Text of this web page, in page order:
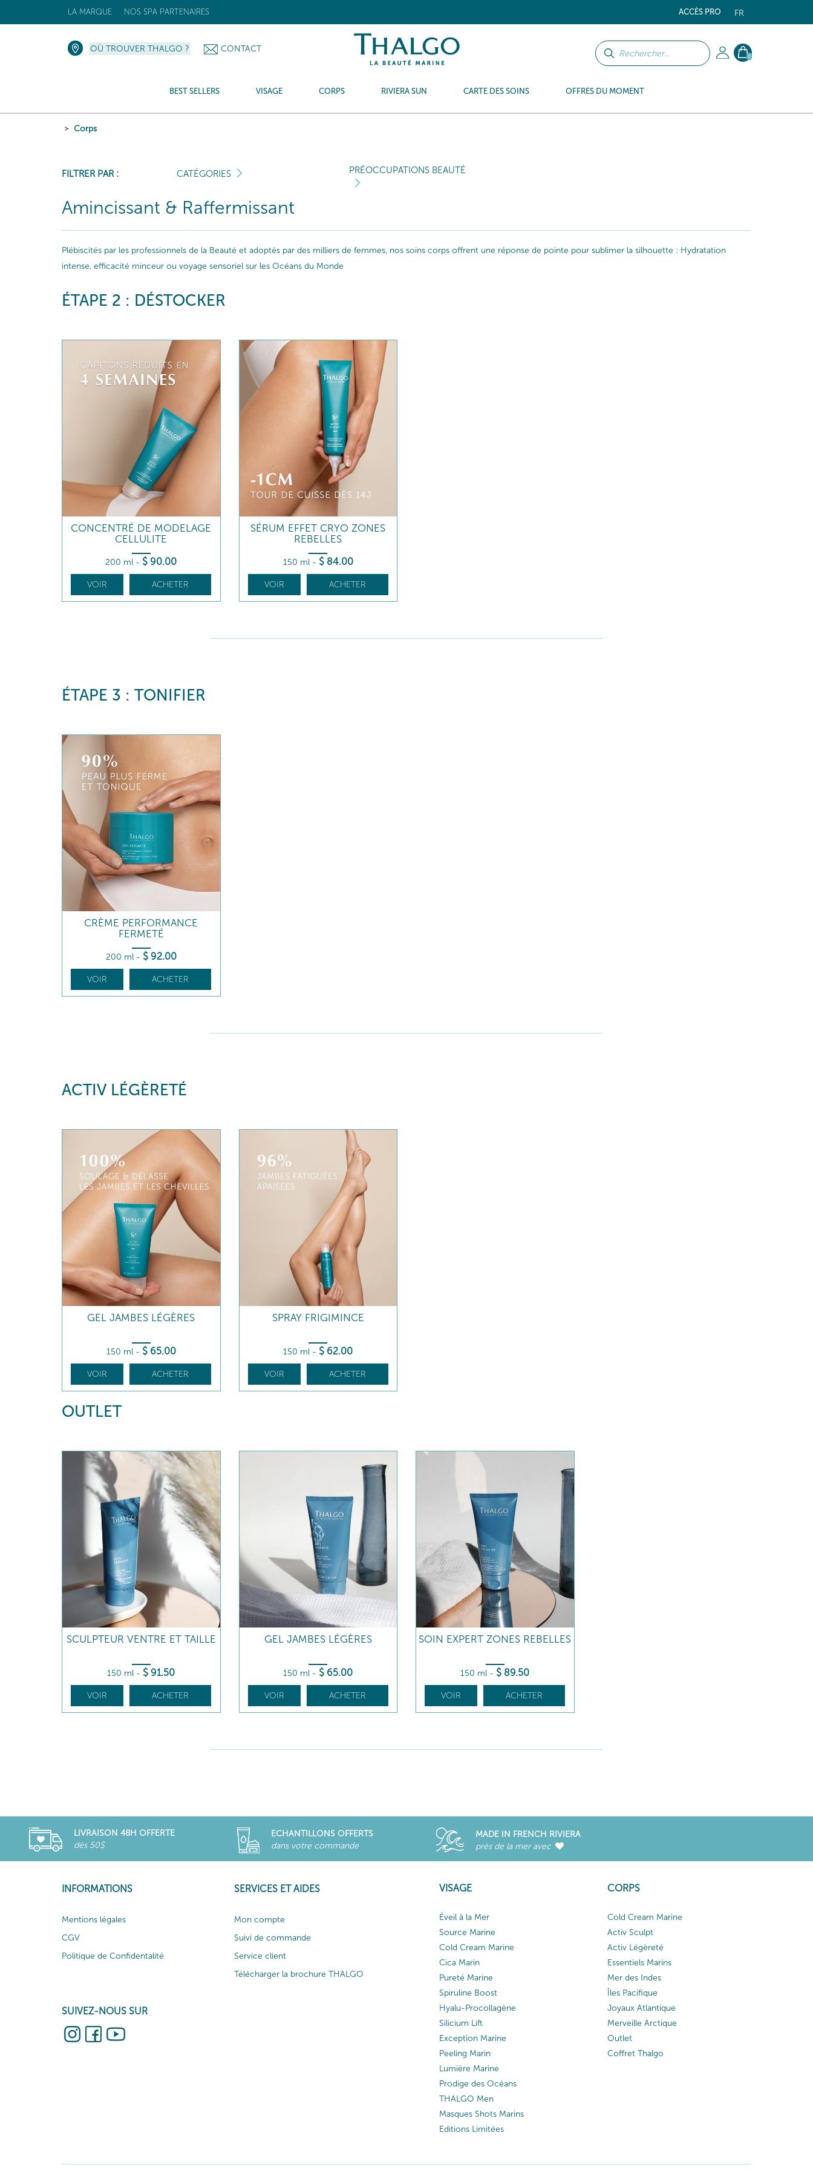
FR
ACCÈS PRO
LA MARQUE NOS SPA PARTENAIRES
0
OÙ TROUVER THALGO ? CONTACT
BEST SELLERS VISAGE CORPS RIVIERA SUN CARTE DES SOINS OFFRES DU MOMENT
Corps
FILTRER PAR : CATÉGORIES PRÉOCCUPATIONS BEAUTÉ
Amincissant & Raffermissant
Plébiscités par les professionnels de la Beauté et adoptés par des milliers de femmes, nos soins corps offrent une réponse de pointe pour sublimer la silhouette : Hydratation
intense, efficacité minceur ou voyage sensoriel sur les Océans du Monde
ÉTAPE 2 : DÉSTOCKER
CONCENTRÉ DE MODELAGE
CELLULITE
200 ml - $ 90.00
VOIR ACHETER
SÉRUM EFFET CRYO ZONES
REBELLES
150 ml - $ 84.00
VOIR ACHETER
ÉTAPE 3 : TONIFIER
CRÈME PERFORMANCE
FERMETÉ
200 ml - $ 92.00
VOIR ACHETER
ACTIV LÉGÈRETÉ
GEL JAMBES LÉGÈRES
150 ml - $ 65.00
VOIR ACHETER
SPRAY FRIGIMINCE
150 ml - $ 62.00
VOIR ACHETER
OUTLET
SCULPTEUR VENTRE ET TAILLE
150 ml - $ 91.50
VOIR ACHETER
GEL JAMBES LÉGÈRES
150 ml - $ 65.00
VOIR ACHETER
SOIN EXPERT ZONES REBELLES
150 ml - $ 89.50
VOIR ACHETER
LIVRAISON 48H OFFERTE
dès 50$
ECHANTILLONS OFFERTS
dans votre commande
MADE IN FRENCH RIVIERA
près de la mer avec
INFORMATIONS
Mentions légales
CGV
Politique de Confidentalité
SUIVEZ-NOUS SUR
SERVICES ET AIDES
Mon compte
Suivi de commande
Service client
Télécharger la brochure THALGO
VISAGE
Éveil à la Mer
Source Marine
Cold Cream Marine
Cica Marin
Pureté Marine
Spiruline Boost
Hyalu-Procollagène
Silicium Lift
Exception Marine
Peeling Marin
Lumière Marine
Prodige des Océans
THALGO Men
Masques Shots Marins
Editions Limitées
CORPS
Cold Cream Marine
Activ Sculpt
Activ Légèreté
Essentiels Marins
Mer des Indes
Îles Pacifique
Joyaux Atlantique
Merveille Arctique
Outlet
Coffret Thalgo